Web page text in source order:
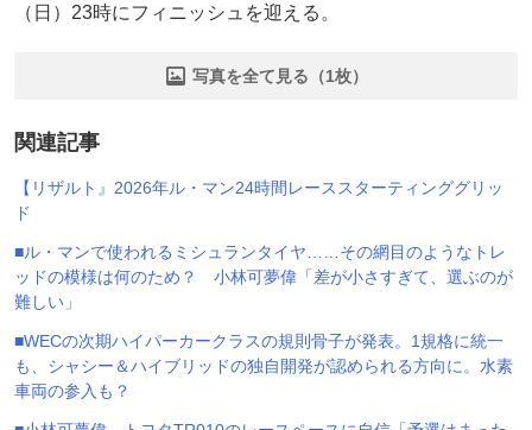
（日）23時にフィニッシュを迎える。
写真を全て見る（1枚）
関連記事
【リザルト』2026年ル・マン24時間レーススターティンググリッ
ド
■ル・マンで使われるミシュランタイヤ……その網目のようなトレ
ッドの模様は何のため？ 小林可夢偉「差が小さすぎて、選ぶのが
難しい」
■WECの次期ハイパーカークラスの規則骨子が発表。1規格に統一
も、シャシー＆ハイブリッドの独自開発が認められる方向に。水素
車両の参入も？